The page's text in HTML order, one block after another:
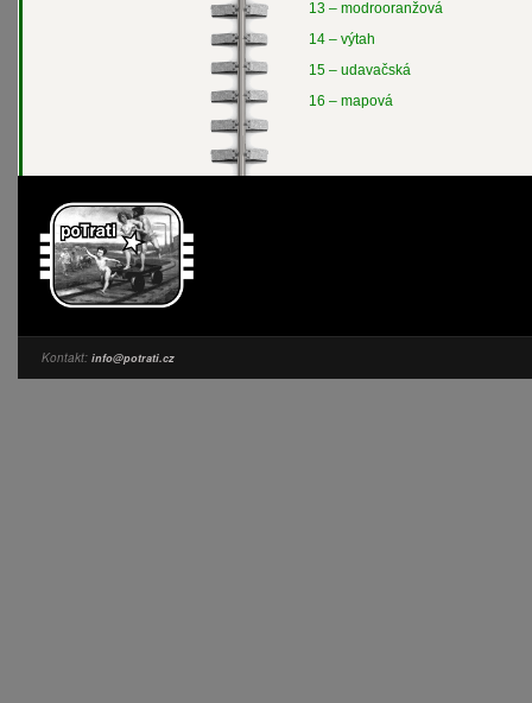
13 – modrooranžová
14 – výtah
15 – udavačská
16 – mapová
Kontakt: info@potrati.cz